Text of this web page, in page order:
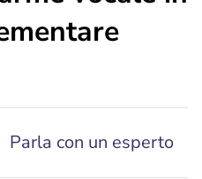
Parla con un esperto